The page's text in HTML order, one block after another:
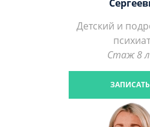
Детский и
Стаж 8